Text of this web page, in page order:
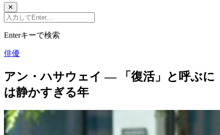
✕
Enterキーで検索
俳優
アン・ハサウェイ ― 「復活」と呼ぶに
は静かすぎる年